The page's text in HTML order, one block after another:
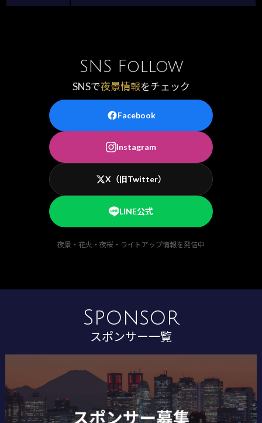
SNS Follow
SNSで夜景情報をチェック
Facebook
Instagram
X（旧Twitter）
LINE公式
夜景・花火・夜桜・ライトアップ情報を発信中
Sponsor
スポンサー一覧